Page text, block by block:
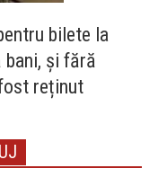
bilete la
bani, și fără
reținut